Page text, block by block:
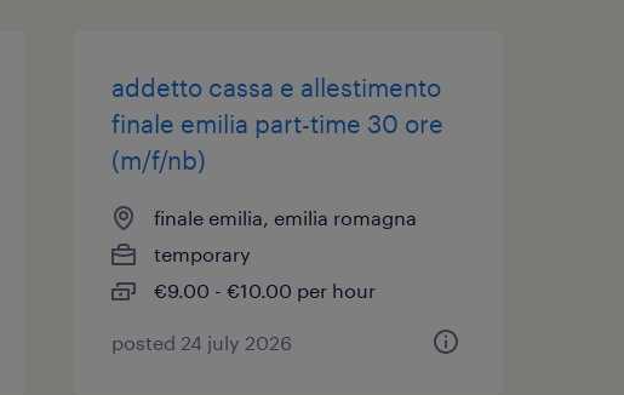
addetto cassa e allestimento
finale emilia part-time 30 ore
(m/f/nb)
finale emilia, emilia romagna
temporary
€9.00 - €10.00 per hour
posted 24 july 2026